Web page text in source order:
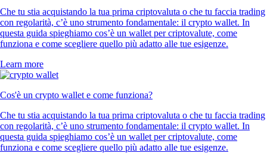
Che tu stia acquistando la tua prima criptovaluta o che tu faccia trading
con regolarità, c’è uno strumento fondamentale: il crypto wallet. In
questa guida spieghiamo cos’è un wallet per criptovalute, come
funziona e come scegliere quello più adatto alle tue esigenze.
Learn more
Cos'è un crypto wallet e come funziona?
Che tu stia acquistando la tua prima criptovaluta o che tu faccia trading
con regolarità, c’è uno strumento fondamentale: il crypto wallet. In
questa guida spieghiamo cos’è un wallet per criptovalute, come
funziona e come scegliere quello più adatto alle tue esigenze.